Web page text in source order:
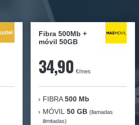
Fibra 500Mb +
móvil 50GB
34,90 €/mes
FIBRA 500 Mb
MÓVIL 50 GB (llamadas
ilimitadas)